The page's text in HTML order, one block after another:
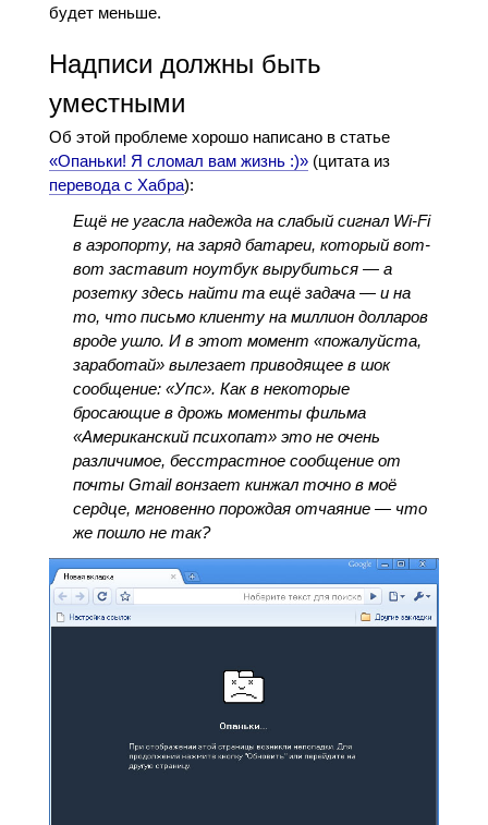
будет меньше.
Надписи должны быть
уместными
Об этой проблеме хорошо написано в статье
«Опаньки! Я сломал вам жизнь :)»(цитата из
перевода с Хабра):
Ещё не угасла надежда на слабый сигнал Wi-Fi
в аэропорту, на заряд батареи, который вот-
вот заставит ноутбук вырубиться — а
розетку здесь найти та ещё задача — и на
то, что письмо клиенту на миллион долларов
вроде ушло. И в этот момент «пожалуйста,
заработай» вылезает приводящее в шок
сообщение: «Упс». Как в некоторые
бросающие в дрожь моменты фильма
«Американский психопат» это не очень
различимое, бесстрастное сообщение от
почты Gmail вонзает кинжал точно в моё
сердце, мгновенно порождая отчаяние — что
же пошло не так?